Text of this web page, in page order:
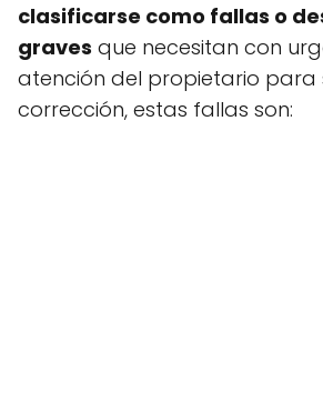
clasificarse como fallas o
graves que necesitan con
atención del propietario para
corrección, estas fallas son: